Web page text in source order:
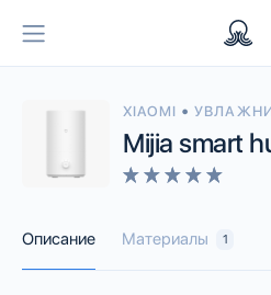
XIAOMI •
Mijia smart
Описание Материалы 1